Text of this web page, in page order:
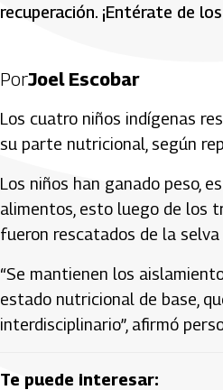
recuperación. ¡Entérate de
PorJoel Escobar
Los cuatro niños indígenas
su parte nutricional, según
Los niños han ganado peso,
alimentos, esto luego de los
fueron rescatados de la selva
“Se mantienen los
estado nutricional de base,
interdisciplinario”, afirmó
Te puede interesar: